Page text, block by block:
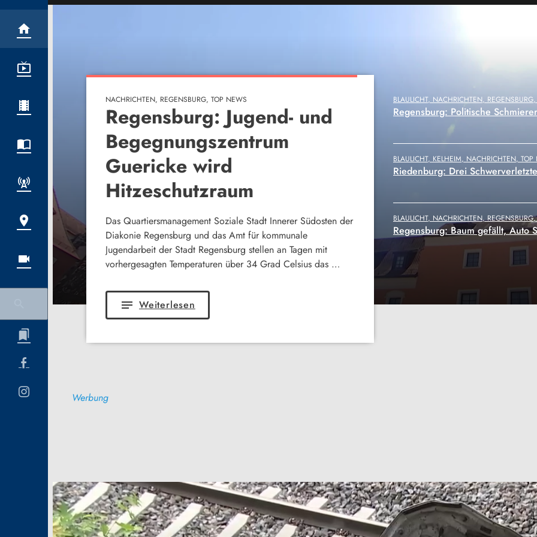
BLAULICHT, NACHRICHTEN, REGENSBURG, TOP NEWS
Regensburg: Politische
Schmierereien an der
Donaulände – Kripo sucht
zweiten Täter
An einem Einfamilienhaus an der Donaulände in Regensburg
haben Unbekannte in der Nacht auf Donnerstag großflächige
politisch motivierte Graffitis angebracht.
notes Weiterlesen
BLAULICHT, KELHEIM, NACHRICHTEN, TOP
Riedenburg: Drei
BLAULICHT, NACHRICHTEN, REGENSBURG,
Regensburg: Baum gefällt, Auto
NACHRICHTEN, REGENSBURG, TOP NEWS
Regensburg: Jugend- und
Werbung